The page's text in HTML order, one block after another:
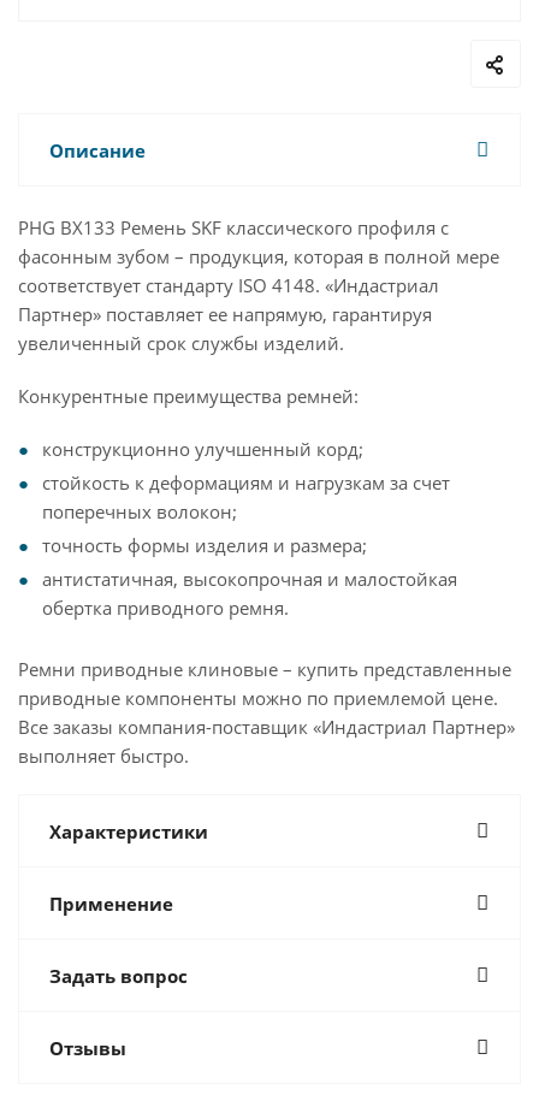
Описание
PHG BX133 Ремень SKF классического профиля с
фасонным зубом – продукция, которая в полной мере
соответствует стандарту ISO 4148. «Индастриал
Партнер» поставляет ее напрямую, гарантируя
увеличенный срок службы изделий.
Конкурентные преимущества ремней:
конструкционно улучшенный корд;
стойкость к деформациям и нагрузкам за счет
поперечных волокон;
точность формы изделия и размера;
антистатичная, высокопрочная и малостойкая
обертка приводного ремня.
Ремни приводные клиновые – купить представленные
приводные компоненты можно по приемлемой цене.
Все заказы компания-поставщик «Индастриал Партнер»
выполняет быстро.
Характеристики
Применение
Задать вопрос
Отзывы